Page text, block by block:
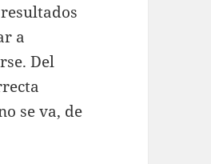
a
Del
se va, de